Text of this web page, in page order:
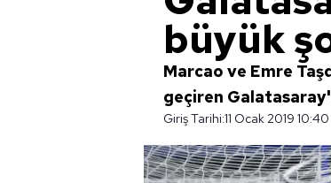
büyük
Marcao ve Emre
geçiren
Giriş Tarihi:11 Ocak 2019 10:40